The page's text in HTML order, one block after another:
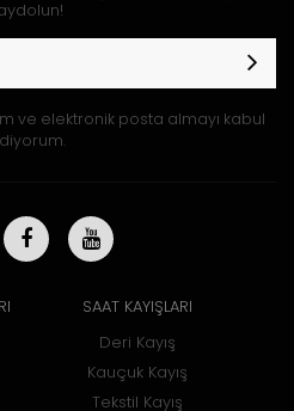
ve elektronik posta almayı kabul
SAAT KAYIŞLARI
Deri Kayış
Kauçuk Kayış
Tekstil Kayış